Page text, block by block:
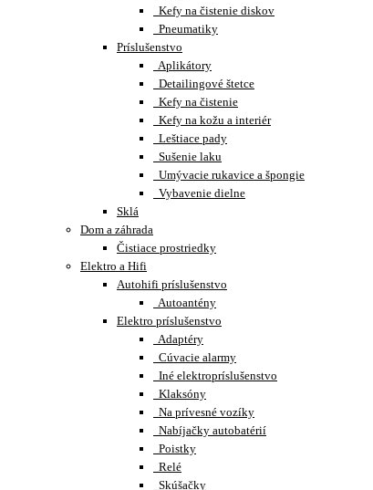
Kefy na čistenie diskov
Pneumatiky
Príslušenstvo
Aplikátory
Detailingové štetce
Kefy na čistenie
Kefy na kožu a interiér
Leštiace pady
Sušenie laku
Umývacie rukavice a špongie
Vybavenie dielne
Sklá
Dom a záhrada
Čistiace prostriedky
Elektro a Hifi
Autohifi príslušenstvo
Autoantény
Elektro príslušenstvo
Adaptéry
Cúvacie alarmy
Iné elektropríslušenstvo
Klaksóny
Na prívesné vozíky
Nabíjačky autobatérií
Poistky
Relé
Skúšačky